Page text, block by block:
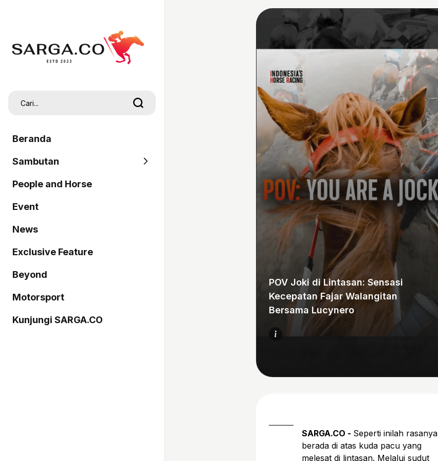
Beranda
Sambutan
SARGA
Pordasi
People and Horse
Event
News
Exclusive Feature
Beyond
Motorsport
Kunjungi SARGA.CO
POV Joki di Lintasan: Sensasi
Kecepatan Fajar Walangitan
Bersama Lucynero
SARGA.CO - Seperti inilah rasanya
berada di atas kuda pacu yang
melesat di lintasan. Melalui sudut